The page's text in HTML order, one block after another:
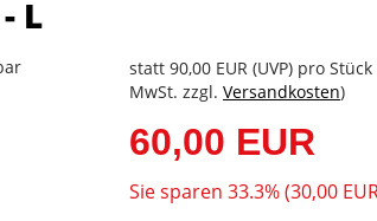
L
statt 90,00 EUR (UVP) pro
MwSt. zzgl. Versandkosten)
60,00 EUR
Sie sparen 33.3% (30,00